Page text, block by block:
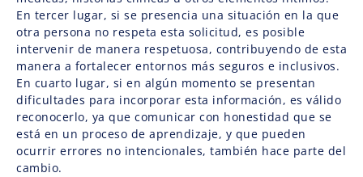
En tercer lugar, si se presencia una situación en la que
otra persona no respeta esta solicitud, es posible
intervenir de manera respetuosa, contribuyendo de esta
manera a fortalecer entornos más seguros e inclusivos.
En cuarto lugar, si en algún momento se presentan
dificultades para incorporar esta información, es válido
reconocerlo, ya que comunicar con honestidad que se
está en un proceso de aprendizaje, y que pueden
ocurrir errores no intencionales, también hace parte del
cambio.